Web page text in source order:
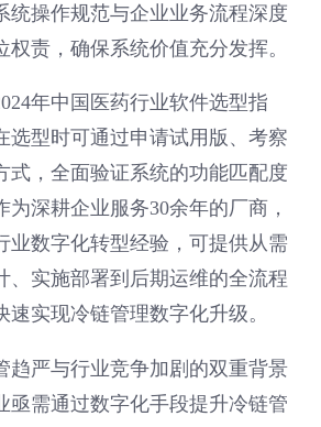
统操作规范与企业业务流程深度
权责，确保系统价值充分发挥。
年中国医药行业软件选型指
选型时可通过申请试用版、考察
式，全面验证系统的功能匹配度
为深耕企业服务30余年的厂商，
业数字化转型经验，可提供从需
、实施部署到后期运维的全流程
速实现冷链管理数字化升级。
趋严与行业竞争加剧的双重背景
亟需通过数字化手段提升冷链管